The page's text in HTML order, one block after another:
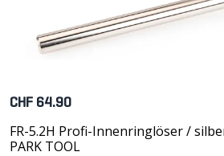
CHF 64.90
FR-5.2H Profi-Innenringlöser /
PARK TOOL